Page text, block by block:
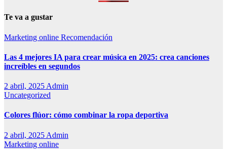
Te va a gustar
Marketing online Recomendación
Las 4 mejores IA para crear música en 2025: crea canciones
increíbles en segundos
2 abril, 2025 Admin
Uncategorized
Colores flúor: cómo combinar la ropa deportiva
2 abril, 2025 Admin
Marketing online